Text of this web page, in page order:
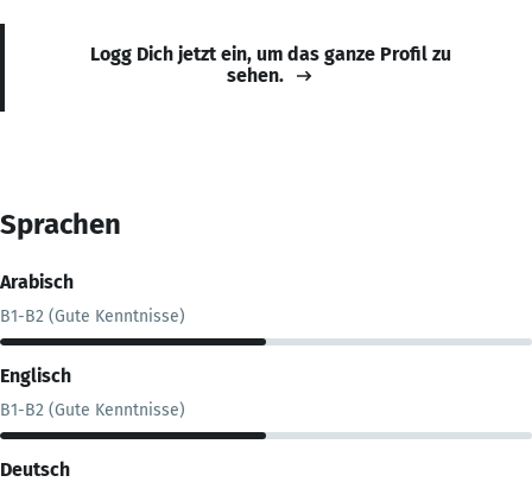
Logg Dich jetzt ein, um das ganze Profil zu
sehen.
Sprachen
Arabisch
B1-B2 (Gute Kenntnisse)
Englisch
B1-B2 (Gute Kenntnisse)
Deutsch